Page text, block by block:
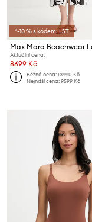
*-10 % s kódem: LST
Aktuální cena:
8699 Kč
Běžná cena:13990 Kč
Nejnižší cena:9599 Kč